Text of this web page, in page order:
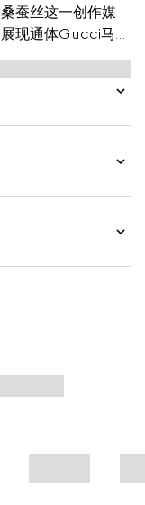
蚕丝这一创作媒
现通体Gucci马术